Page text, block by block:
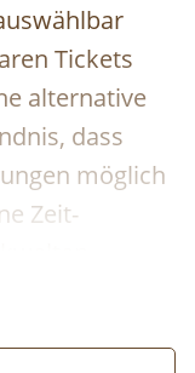
Tickets
alternative
dass
möglich
Zeit-